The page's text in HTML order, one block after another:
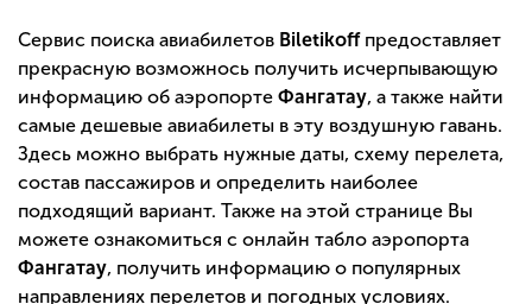
Сервис поиска авиабилетов Biletikoffпредоставляет
прекрасную возможнось получить исчерпывающую
информацию об аэропорте Фангатау, а также найти
самые дешевые авиабилеты в эту воздушную гавань.
Здесь можно выбрать нужные даты, схему перелета,
состав пассажиров и определить наиболее
подходящий вариант. Также на этой странице Вы
можете ознакомиться с онлайн табло аэропорта
Фангатау, получить информацию о популярных
направлениях перелетов и погодных условиях.